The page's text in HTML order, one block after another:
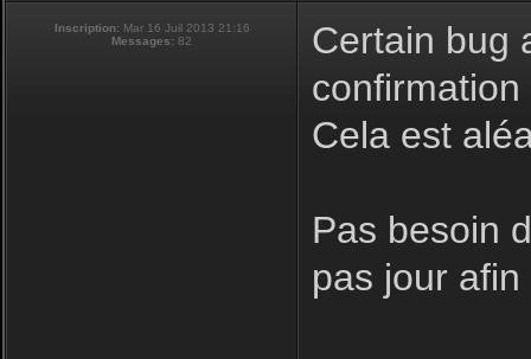
Inscription: Mar 16 Juil 2013 21:16
Messages: 82
Certain bug
Cela est
Pas besoin
pas jour